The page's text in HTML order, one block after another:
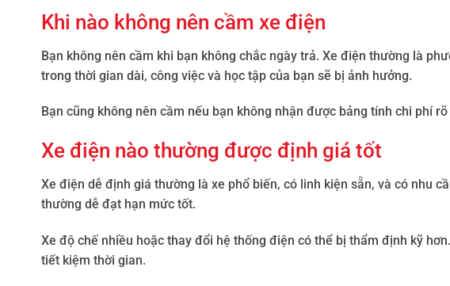
Khi nào không nên cầm xe điện
Bạn không nên cầm khi bạn không chắc ngày trả. Xe điện thường là
trong thời gian dài, công việc và học tập của bạn sẽ bị ảnh hưởng.
Bạn cũng không nên cầm nếu bạn không nhận được bảng tính chi phí
Xe điện nào thường được định giá tốt
Xe điện dễ định giá thường là xe phổ biến, có linh kiện sẵn, và có nhu
thường dễ đạt hạn mức tốt.
Xe độ chế nhiều hoặc thay đổi hệ thống điện có thể bị thẩm định kỹ
tiết kiệm thời gian.